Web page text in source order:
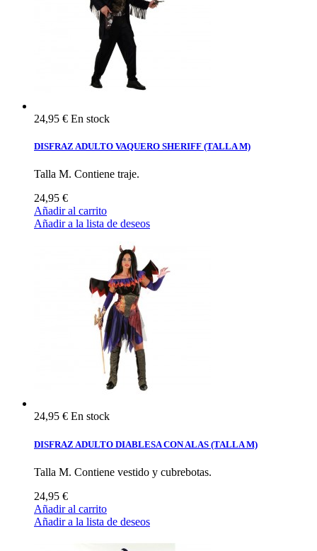
24,95 € En stock
DISFRAZ ADULTO VAQUERO SHERIFF (TALLA M)
Talla M. Contiene traje.
24,95 €
Añadir al carrito
Añadir a la lista de deseos
24,95 € En stock
DISFRAZ ADULTO DIABLESA CON ALAS (TALLA M)
Talla M. Contiene vestido y cubrebotas.
24,95 €
Añadir al carrito
Añadir a la lista de deseos